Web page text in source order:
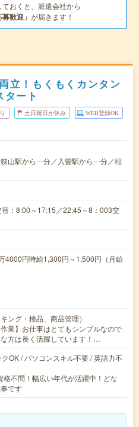
ておくと、派遣会社から
募歓迎」 が届きます！
立！もくもくカンタン
ート
土日祝日が休み WEB登録OK
山駅から---分／入曽駅から---分／稲
：8:00～17:15／22:45～8：003交
4000円時給1,300円～1,500円（月給
ング・検品、商品管理）
作業】お仕事はとてもシンプルなので
方は長く活躍しています！…
OK / パソコンスキル不要 / 英語力不
格不問！幅広い年代が活躍中！どな
です